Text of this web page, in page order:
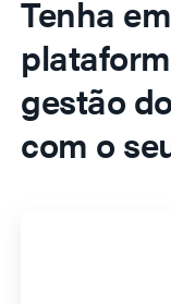
Tenha
gestão
com o